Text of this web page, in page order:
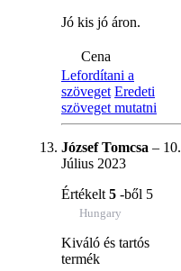
Jó kis jó áron.
Cena
Lefordítani a
szöveget Eredeti
szöveget mutatni
József Tomcsa – 10.
Július 2023
Értékelt 5 -ből 5
Hungary
Kiváló és tartós
termék